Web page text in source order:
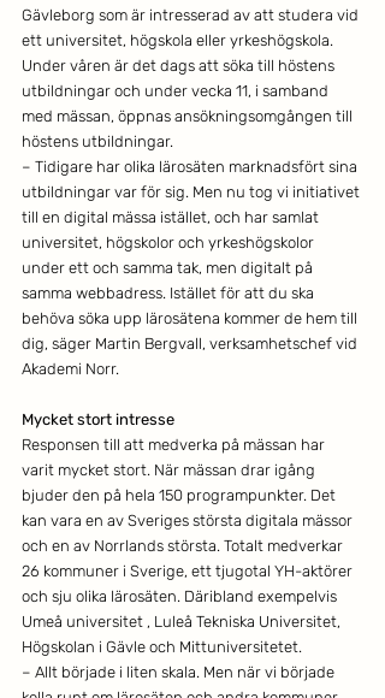
Gävleborg som är intresserad av att studera vid
ett universitet, högskola eller yrkeshögskola.
Under våren är det dags att söka till höstens
utbildningar och under vecka 11, i samband
med mässan, öppnas ansökningsomgången till
höstens utbildningar.
– Tidigare har olika lärosäten marknadsfört sina
utbildningar var för sig. Men nu tog vi initiativet
till en digital mässa istället, och har samlat
universitet, högskolor och yrkeshögskolor
under ett och samma tak, men digitalt på
samma webbadress. Istället för att du ska
behöva söka upp lärosätena kommer de hem till
dig, säger Martin Bergvall, verksamhetschef vid
Akademi Norr.
Mycket stort intresse
Responsen till att medverka på mässan har
varit mycket stort. När mässan drar igång
bjuder den på hela 150 programpunkter. Det
kan vara en av Sveriges största digitala mässor
och en av Norrlands största. Totalt medverkar
26 kommuner i Sverige, ett tjugotal YH-aktörer
och sju olika lärosäten. Däribland exempelvis
Umeå universitet , Luleå Tekniska Universitet,
Högskolan i Gävle och Mittuniversitetet.
– Allt började i liten skala. Men när vi började